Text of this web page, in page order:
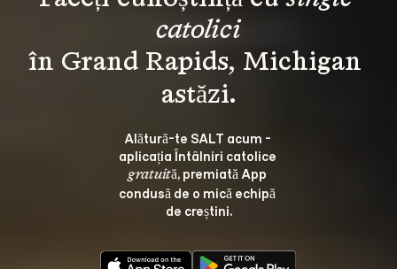
catolici
în Grand Rapids, Michigan
Alătură-te SALT acum -
aplicația Întâlniri catolice
gratuită, premiată App
condusă de o mică echipă
de creștini.